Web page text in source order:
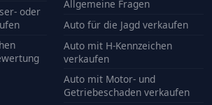
oder
Allgemeine Fragen
Auto für die Jagd verkaufen
Auto mit H-Kennzeichen
verkaufen
Auto mit Motor- und
Getriebeschaden verkaufen